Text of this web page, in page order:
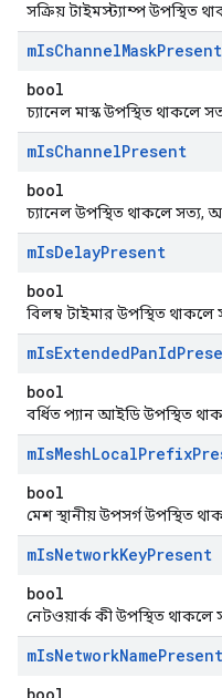
সক্রিয় টাইমস্ট্যাম্প উপস্থিত
mIsChannelMaskPresent
bool
চ্যানেল মাস্ক উপস্থিত থাকলে
mIsChannelPresent
bool
চ্যানেল উপস্থিত থাকলে সত্য,
mIsDelayPresent
bool
বিলম্ব টাইমার উপস্থিত থাকলে
mIsExtendedPanId
bool
বর্ধিত প্যান আইডি উপস্থিত
mIsMeshLocalPrefix
bool
মেশ স্থানীয় উপসর্গ উপস্থিত
mIsNetworkKeyPresent
bool
নেটওয়ার্ক কী উপস্থিত থাকলে
mIsNetworkNamePresent